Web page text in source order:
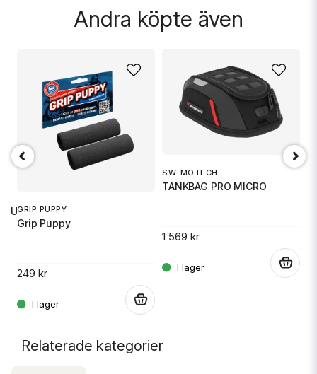
Andra köpte även
RUGRIP PUPPY
Grip Puppy
249 kr
SW-MOTECH
TANKBAG PRO MICRO
1 569 kr
Relaterade kategorier